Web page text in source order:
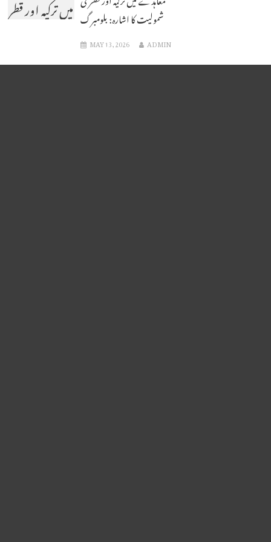
میں ترکیہ اور قطر
اشارہ: بلومبرگ
شمولیت کا اشارہ: بلومبرگ
MAY 13, 2026 ADMIN